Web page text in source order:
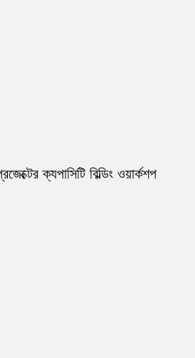
ক্যপাসিটি বিল্ডিং ওয়ার্কশপ